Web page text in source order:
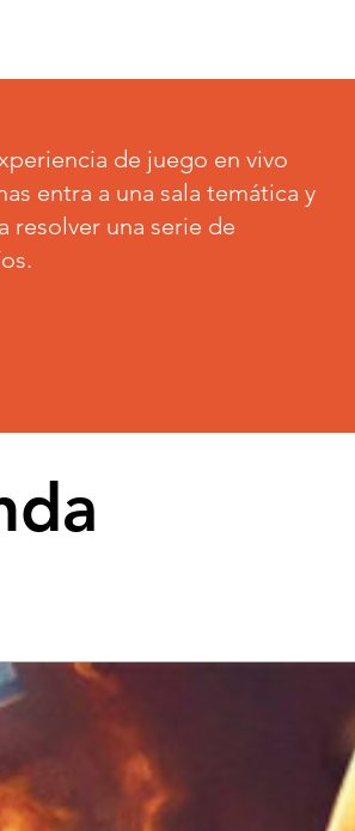
de juego en vivo
entra a una sala temática y
resolver una serie de